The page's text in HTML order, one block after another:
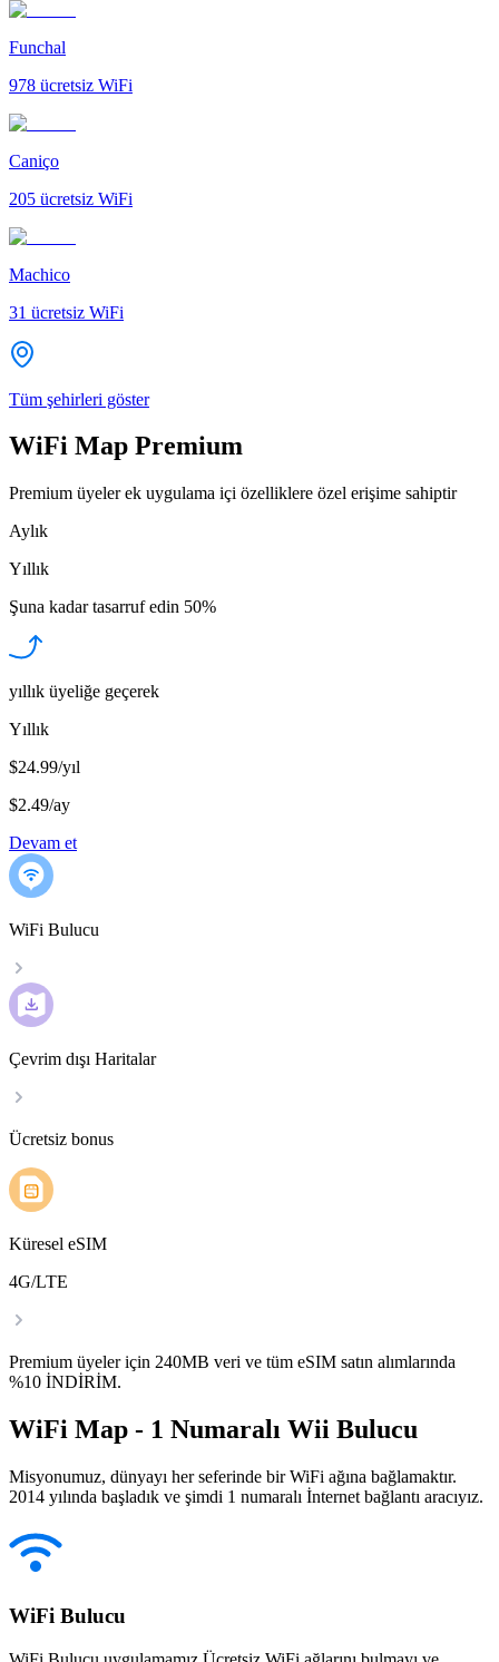
Funchal
978 ücretsiz WiFi
Caniço
205 ücretsiz WiFi
Machico
31 ücretsiz WiFi
Tüm şehirleri göster
WiFi Map Premium
Premium üyeler ek uygulama içi özelliklere özel erişime sahiptir
Aylık
Yıllık
Şuna kadar tasarruf edin 50%
yıllık üyeliğe geçerek
Yıllık
$24.99/yıl
$2.49/ay
Devam et
WiFi Bulucu
Çevrim dışı Haritalar
Ücretsiz bonus
Küresel eSIM
4G/LTE
Premium üyeler için 240MB veri ve tüm eSIM satın alımlarında
%10 İNDİRİM.
WiFi Map - 1 Numaralı Wii Bulucu
Misyonumuz, dünyayı her seferinde bir WiFi ağına bağlamaktır.
2014 yılında başladık ve şimdi 1 numaralı İnternet bağlantı aracıyız.
WiFi Bulucu